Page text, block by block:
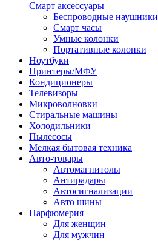
Смарт аксессуары
Беспроводные наушники
Смарт часы
Умные колонки
Портативные колонки
Ноутбуки
Принтеры/МФУ
Кондиционеры
Телевизоры
Микроволновки
Стиральные машины
Холодильники
Пылесосы
Мелкая бытовая техника
Авто-товары
Автомагнитолы
Антирадары
Автосигнализации
Авто шины
Парфюмерия
Для женщин
Для мужчин